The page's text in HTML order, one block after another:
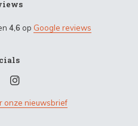
4,6 op Google reviews
onze nieuwsbrief